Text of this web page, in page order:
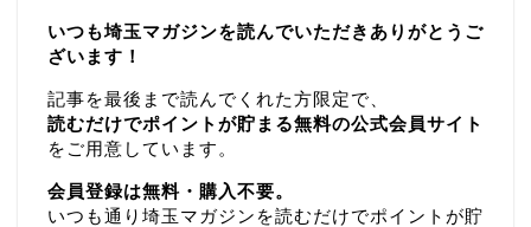
いつも埼玉マガジンを読んでいただきありがとうご
ざいます！
記事を最後まで読んでくれた方限定で、
読むだけでポイントが貯まる無料の公式会員サイト
をご用意しています。
会員登録は無料・購入不要。
いつも通り埼玉マガジンを読むだけでポイントが貯